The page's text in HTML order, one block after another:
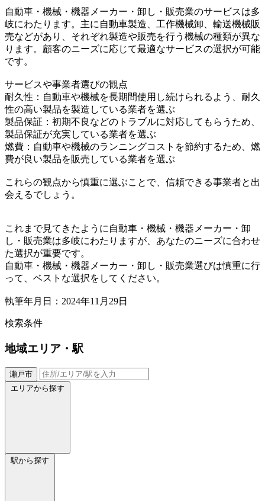
自動車・機械・機器メーカー・卸し・販売業のサービスは多
岐にわたります。主に自動車製造、工作機械卸、輸送機械販
売などがあり、それぞれ製造や販売を行う機械の種類が異な
ります。顧客のニーズに応じて最適なサービスの選択が可能
です。
サービスや事業者選びの観点
耐久性：自動車や機械を長期間使用し続けられるよう、耐久
性の高い製品を製造している業者を選ぶ
製品保証：初期不良などのトラブルに対応してもらうため、
製品保証が充実している業者を選ぶ
燃費：自動車や機械のランニングコストを節約するため、燃
費が良い製品を販売している業者を選ぶ
これらの観点から慎重に選ぶことで、信頼できる事業者と出
会えるでしょう。
これまで見てきたように自動車・機械・機器メーカー・卸
し・販売業は多岐にわたりますが、あなたのニーズに合わせ
た選択が重要です。
自動車・機械・機器メーカー・卸し・販売業選びは慎重に行
って、ベストな選択をしてください。
執筆年月日：2024年11月29日
検索条件
地域エリア・駅
瀬戸市
エリアから探す
駅から探す